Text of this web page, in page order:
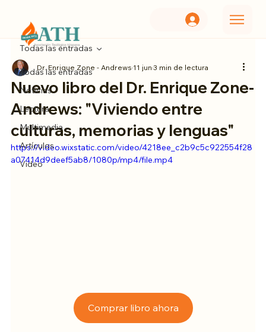
Todas las entradas
Noticias
Lectura
Multimedia
Artículos
Video
Todas las entradas
Nuevo libro del Dr. Enrique Zone-
Andrews: "Viviendo entre
culturas, memorias y lenguas"
Dr. Enrique Zone - Andrews11 jun3 min de lectura
https://video.wixstatic.com/video/4218ee_c2b9c5c922554f28
a07414d9deef5ab8/1080p/mp4/file.mp4
Comprar libro ahora